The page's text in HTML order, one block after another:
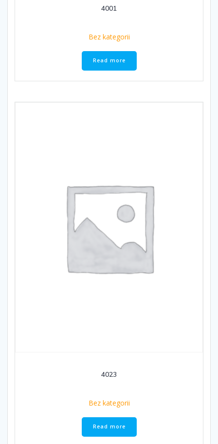
4001
Bez kategorii
Read more
4023
Bez kategorii
Read more